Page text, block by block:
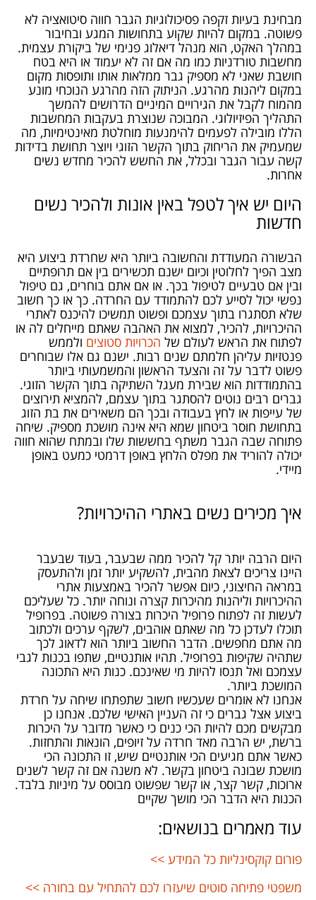
מבחינת בעיות זקפה פסיכולוגיות הגבר חווה סיטואציה לא
פשוטה. במקום להיות שקוע בתחושות המגע ובחיבור
במהלך האקט, הוא מנהל דיאלוג פנימי של ביקורת עצמית.
מחשבות טורדניות כמו מה אם זה לא יעמוד או היא בטח
חושבת שאני לא מספיק גבר ממלאות אותו ותופסות מקום
במקום ליהנות מהרגע. הניתוק הזה מהרגע הנוכחי מונע
מהמוח לקבל את הגירויים המיניים הדרושים להמשך
התהליך הפיזיולוגי. המבוכה שנוצרת בעקבות המחשבות
הללו מובילה לפעמים להימנעות מוחלטת מאינטימיות, מה
שמעמיק את הריחוק בתוך הקשר הזוגי ויוצר תחושת בדידות
קשה עבור הגבר ובכלל, את החשש להכיר מחדש נשים
אחרות.
היום יש איך לטפל באין אונות ולהכיר נשים
חדשות
הבשורה המעודדת והחשובה ביותר היא שחרדת ביצוע היא
מצב הפיך לחלוטין וכיום ישנם תכשירים בין אם תרופתיים
ובין אם טבעיים לטיפול בכך. או אם אתם בוחרים, גם טיפול
נפשי יכול לסייע לכם להתמודד עם החרדה. כך או כך חשוב
שלא תסתגרו בתוך עצמכם ופשוט תמשיכו להיכנס לאתרי
ההיכרויות, להכיר, למצוא את האהבה שאתם מייחלים לה או
לפתוח את הראש לעולם של הכרויות סטוצים ולממש
פנטזיות עליהן חלמתם שנים רבות. ישנם גם אלו שבוחרים
פשוט לדבר על זה והצעד הראשון והמשמעותי ביותר
בהתמודדות הוא שבירת מעגל השתיקה בתוך הקשר הזוגי.
גברים רבים נוטים להסתגר בתוך עצמם, להמציא תירוצים
של עייפות או לחץ בעבודה ובכך הם משאירים את בת הזוג
בתחושת חוסר ביטחון שמא היא אינה מושכת מספיק. שיחה
פתוחה שבה הגבר משתף בחששות שלו ובמתח שהוא חווה
יכולה להוריד את מפלס הלחץ באופן דרמטי כמעט באופן
מיידי.
איך מכירים נשים באתרי ההיכרויות?
היום הרבה יותר קל להכיר ממה שבעבר, בעוד שבעבר
היינו צריכים לצאת מהבית, להשקיע יותר זמן ולהתעסק
במראה החיצוני, כיום אפשר להכיר באמצעות אתרי
ההיכרויות וליהנות מהיכרות קצרה ונוחה יותר. כל שעליכם
לעשות זה לפתוח פרופיל היכרות בצורה פשוטה. בפרופיל
תוכלו לעדכן כל מה שאתם אוהבים, לשקף ערכים ולכתוב
מה אתם מחפשים. הדבר החשוב ביותר הוא לדאוג לכך
שתהיה שקיפות בפרופיל. תהיו אותנטיים, שתפו בכנות לגבי
עצמכם ואל תנסו להיות מי שאינכם. כנות היא התכונה
המושכת ביותר.
אנחנו לא אומרים שעכשיו חשוב שתפתחו שיחה על חרדת
ביצוע אצל גברים כי זה העניין האישי שלכם. אנחנו כן
מבקשים מכם להיות הכי כנים כי כאשר מדובר על היכרות
ברשת, יש הרבה מאד חרדה על זיופים, הונאות והתחזות.
כאשר אתם מגיעים הכי אותנטיים שיש, זו התכונה הכי
מושכת שבונה ביטחון בקשר. לא משנה אם זה קשר לשנים
ארוכות, קשר קצר, או קשר שפשוט מבוסס על מיניות בלבד.
הכנות היא הדבר הכי מושך שקיים
עוד מאמרים בנושאים:
פורום קוקסינליות כל המידע >>
משפטי פתיחה סוטים​ שיעזרו לכם להתחיל עם בחורה >>